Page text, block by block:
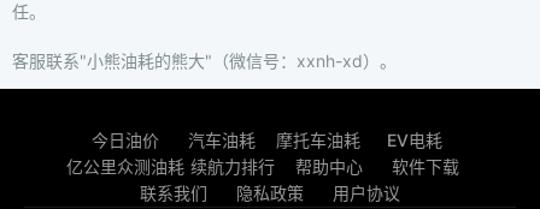
任。
客服联系"小熊油耗的熊大"（微信号：xxnh-xd）。
今日油价 汽车油耗 摩托车油耗
EV电耗
亿公里众测油耗 续航力排行 帮助中心
软件下载
联系我们
隐私政策 用户协议